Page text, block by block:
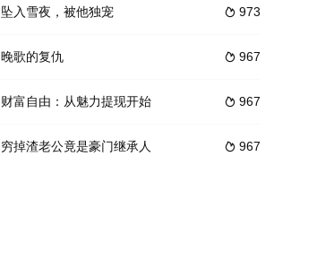
 973
坠入雪夜，被他独宠
 967
晚歌的复仇
 967
财富自由：从魅力提现开始
 967
穷掉渣老公竟是豪门继承人